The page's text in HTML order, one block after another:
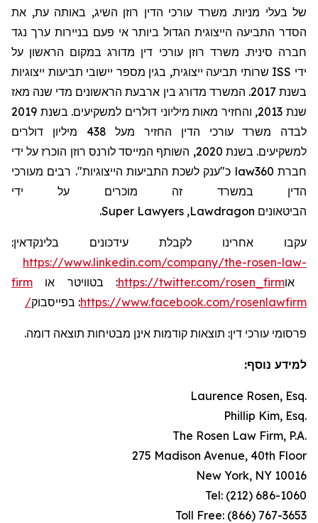
של בעלי מניות. משרד עורכי הדין רוזן השיג, באותה עת, את
הסדר התביעה הייצוגית הגדול ביותר אי פעם בניירות ערך נגד
חברה סינית. משרד רוזן עורכי דין מדורג במקום הראשון על
ידי ISS שרותי תביעה ייצוגית, בגין מספר יישובי תביעות ייצוגיות
בשנת 2017. המשרד מדורג בין ארבעת הראשונים מדי שנה מאז
שנת 2013, והחזיר מאות מיליוני דולרים למשקיעים. בשנת 2019
לבדה משרד עורכי הדין החזיר מעל 438 מיליון דולרים
למשקיעים. בשנת 2020, השותף המייסד לורנס רוזן הוכרז על ידי
חברת law360 כ"ענק לשכת התביעות הייצוגיות". רבים מעורכי
הדין במשרד זה מוכרים על ידי
הביטאונים Lawdragon
,
Super Lawyers
.
עקבו אחרינו לקבלת עידכונים בלינקדאין:
https://www.linkedin.com/company/the-rosen-law-
firm או בטוויטר :https://twitter.com/rosen_firmאו
בפייסבוק :https://www.facebook.com/rosenlawfirm/
פרסומי עורכי דין: תוצאות קודמות אינן מבטיחות תוצאה דומה.
למידע נוסף:
Laurence Rosen, Esq.
Phillip Kim, Esq.
The Rosen Law Firm, P.A.
275 Madison Avenue, 40th Floor
New York, NY 10016
Tel: (212) 686-1060
Toll Free: (866) 767-3653